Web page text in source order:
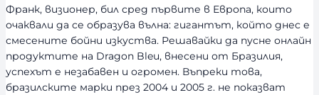
Франк, визионер, бил сред първите в Европа, които
очаквали да се образува вълна: гигантът, който днес е
смесените бойни изкуства. Решавайки да пусне онлайн
продуктите на Dragon Bleu, внесени от Бразилия,
успехът е незабавен и огромен. Въпреки това,
бразилските марки през 2004 и 2005 г. не показват